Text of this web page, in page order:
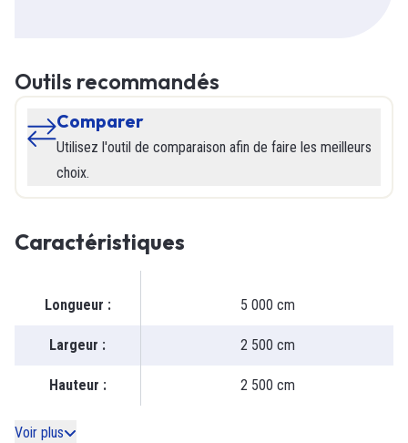
Outils recommandés
Comparer
Utilisez l'outil de comparaison afin de faire les meilleurs
choix.
Caractéristiques
Longueur : 5 000 cm
Largeur : 2 500 cm
Hauteur : 2 500 cm
Voir plus